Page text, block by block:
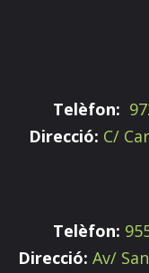
Telèfon:
Direcció: C/
Telèfon:
Direcció: Av/